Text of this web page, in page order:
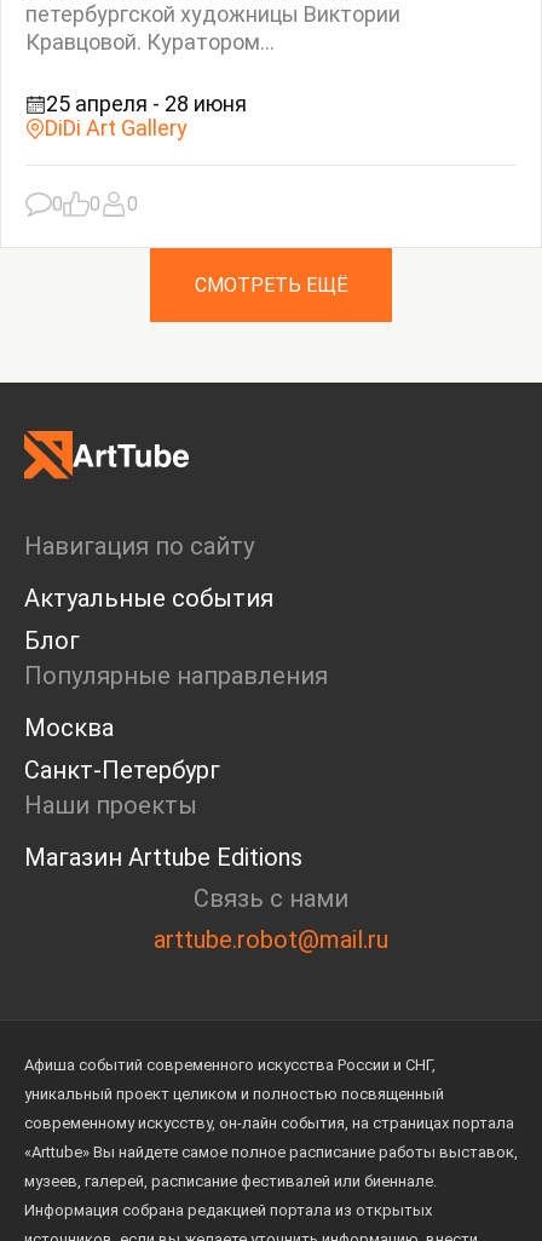
петербургской художницы Виктории
Кравцовой. Куратором...
25 апреля - 28 июня
DiDi Art Gallery
0 0 0
СМОТРЕТЬ ЕЩЁ
Навигация по сайту
Актуальные события
Блог
Популярные направления
Москва
Санкт-Петербург
Наши проекты
Магазин Arttube Editions
Связь с нами
arttube.robot@mail.ru
Афиша событий современного искусства России и СНГ,
уникальный проект целиком и полностью посвященный
современному искусству, он-лайн события, на страницах портала
«Arttube» Вы найдете самое полное расписание работы выставок,
музеев, галерей, расписание фестивалей или биеннале.
Информация собрана редакцией портала из открытых